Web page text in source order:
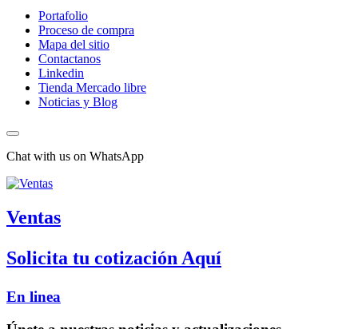
Portafolio
Proceso de compra
Mapa del sitio
Contactanos
Linkedin
Tienda Mercado libre
Noticias y Blog
Chat with us on WhatsApp
Ventas
Solicita tu cotización Aquí
En linea